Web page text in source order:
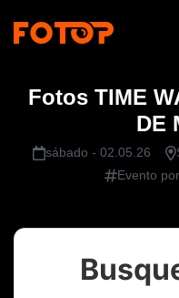
Fotos TIME
DE
sábado - 02.05.26
Evento por